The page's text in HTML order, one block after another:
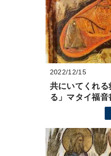
2022/12/15
共にいてくれ
る」マタイ福